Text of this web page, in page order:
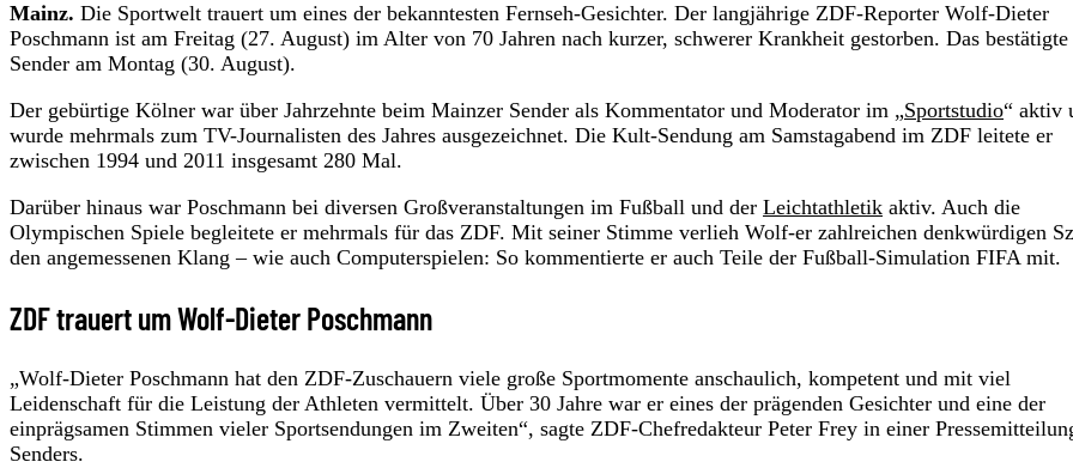
Mainz. Die Sportwelt trauert um eines der bekanntesten Fernseh-Gesichter. Der langjährige ZDF-Reporter Wolf-Dieter
Poschmann ist am Freitag (27. August) im Alter von 70 Jahren nach kurzer, schwerer Krankheit gestorben. Das bestätigte
Sender am Montag (30. August).
Der gebürtige Kölner war über Jahrzehnte beim Mainzer Sender als Kommentator und Moderator im „Sportstudio“ aktiv
wurde mehrmals zum TV-Journalisten des Jahres ausgezeichnet. Die Kult-Sendung am Samstagabend im ZDF leitete er
zwischen 1994 und 2011 insgesamt 280 Mal.
Darüber hinaus war Poschmann bei diversen Großveranstaltungen im Fußball und der Leichtathletik aktiv. Auch die
Olympischen Spiele begleitete er mehrmals für das ZDF. Mit seiner Stimme verlieh Wolf-er zahlreichen denkwürdigen
den angemessenen Klang – wie auch Computerspielen: So kommentierte er auch Teile der Fußball-Simulation FIFA mit.
ZDF trauert um Wolf-Dieter Poschmann
„Wolf-Dieter Poschmann hat den ZDF-Zuschauern viele große Sportmomente anschaulich, kompetent und mit viel
Leidenschaft für die Leistung der Athleten vermittelt. Über 30 Jahre war er eines der prägenden Gesichter und eine der
einprägsamen Stimmen vieler Sportsendungen im Zweiten“, sagte ZDF-Chefredakteur Peter Frey in einer
Senders.